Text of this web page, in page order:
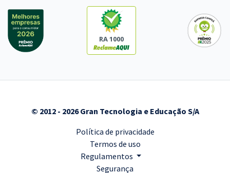
RA 1000
© 2012 - 2026 Gran Tecnologia e Educação S/A
Política de privacidade
Termos de uso
Regulamentos
Segurança